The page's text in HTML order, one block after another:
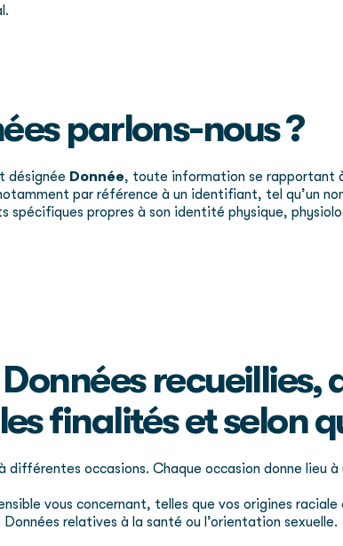
parlons-nous ?
désignée Donnée, toute information se rapportant
par référence à un identifiant, tel qu’un
spécifiques propres à son identité physique,
recueillies,
finalités et selon
occasions. Chaque occasion donne lieu
vous concernant, telles que vos origines
relatives à la santé ou l’orientation sexuelle.